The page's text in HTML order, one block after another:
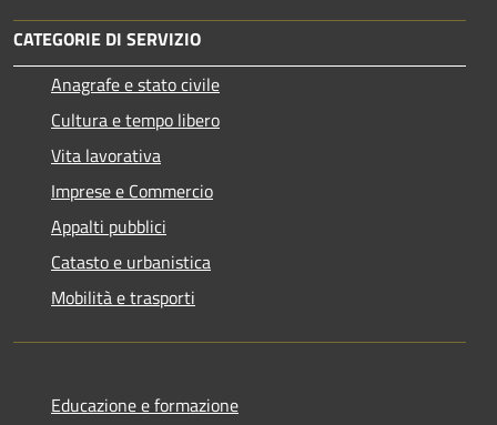
CATEGORIE DI SERVIZIO
Anagrafe e stato civile
Cultura e tempo libero
Vita lavorativa
Imprese e Commercio
Appalti pubblici
Catasto e urbanistica
Mobilità e trasporti
Educazione e formazione